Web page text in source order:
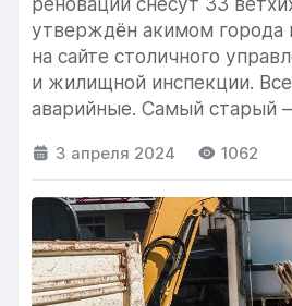
утверждён акимом города
на сайте столичного
и жилищной инспекции.
аварийные. Самый старый
3 апреля 2024 1062